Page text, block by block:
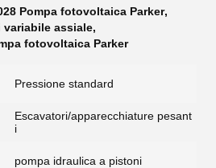
Pompa fotovoltaica Parker,
variabile assiale,
fotovoltaica Parker
Pressione standard
Escavatori/apparecchiature pesant
i
pompa idraulica a pistoni